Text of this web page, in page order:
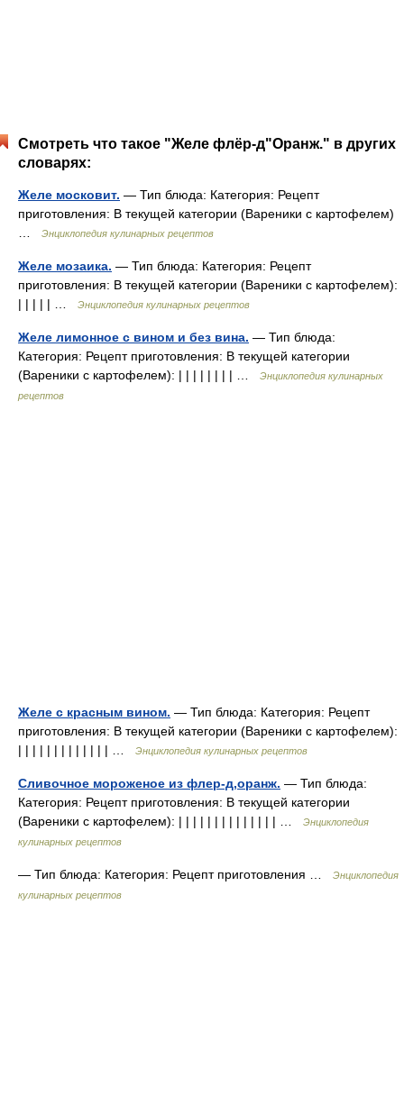
Смотреть что такое "Желе флёр-д"Оранж." в других
словарях:
Желе московит. — Тип блюда: Категория: Рецепт
приготовления: В текущей категории (Вареники с картофелем)
Энциклопедия кулинарных рецептов
Желе мозаика. — Тип блюда: Категория: Рецепт
приготовления: В текущей категории (Вареники с картофелем):
| | | | | …
Энциклопедия кулинарных рецептов
Желе лимонное с вином и без вина. — Тип блюда:
Категория: Рецепт приготовления: В текущей категории
(Вареники с картофелем): | | | | | | | | …
Энциклопедия кулинарных
рецептов
Желе с красным вином. — Тип блюда: Категория: Рецепт
приготовления: В текущей категории (Вареники с картофелем):
| | | | | | | | | | | | | …
Энциклопедия кулинарных рецептов
Сливочное мороженое из флер-д,оранж. — Тип блюда:
Категория: Рецепт приготовления: В текущей категории
(Вареники с картофелем): | | | | | | | | | | | | | | …
Энциклопедия
кулинарных рецептов
— Тип блюда: Категория: Рецепт приготовления …
Энциклопедия
кулинарных рецептов